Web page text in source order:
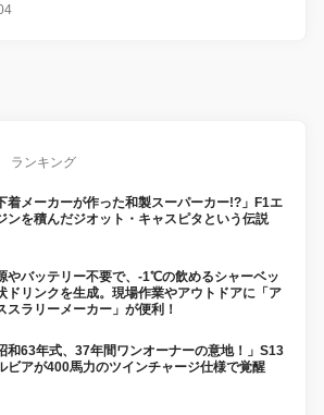
ランキング
着メーカーが作った和製スーパーカー!?」F1エ
ンを積んだジオット・キャスピタという伝説
やバッテリー不要で、-1℃の飲めるシャーベッ
ドリンクを生成。現場作業やアウトドアに「ア
スラリーメーカー」が便利！
和63年式、37年間ワンオーナーの意地！」S13
ビアが400馬力のツインチャージ仕様で覚醒